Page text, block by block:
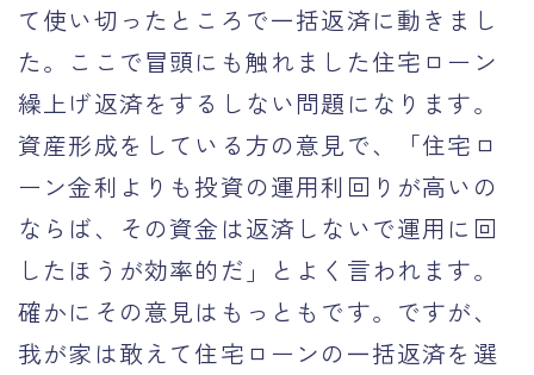
て使い切ったところで一括返済に動きまし
た。ここで冒頭にも触れました住宅ローン
繰上げ返済をするしない問題になります。
資産形成をしている方の意見で、「住宅ロ
ーン金利よりも投資の運用利回りが高いの
ならば、その資金は返済しないで運用に回
したほうが効率的だ」とよく言われます。
確かにその意見はもっともです。ですが、
我が家は敢えて住宅ローンの一括返済を選